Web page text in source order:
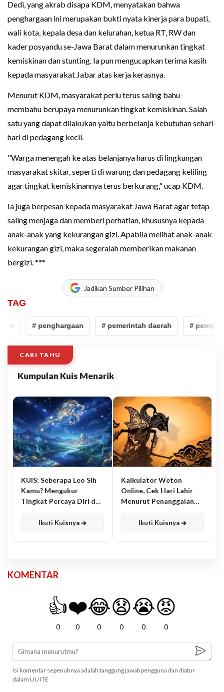
Dedi, yang akrab disapa KDM, menyatakan bahwa
penghargaan ini merupakan bukti nyata kinerja para bupati,
wali kota, kepala desa dan kelurahan, ketua RT, RW dan
kader posyandu se-Jawa Barat dalam menurunkan tingkat
kemiskinan dan stunting. Ia pun mengucapkan terima kasih
kepada masyarakat Jabar atas kerja kerasnya.
Menurut KDM, masyarakat perlu terus saling bahu-
membahu berupaya menurunkan tingkat kemiskinan. Salah
satu yang dapat dilakukan yaitu berbelanja kebutuhan sehari-
hari di pedagang kecil.
"Warga menengah ke atas belanjanya harus di lingkungan
masyarakat skitar, seperti di warung dan pedagang keliling
agar tingkat kemiskinannya terus berkurang," ucap KDM.
Ia juga berpesan kepada masyarakat Jawa Barat agar tetap
saling menjaga dan memberi perhatian, khususnya kepada
anak-anak yang kekurangan gizi. Apabila melihat anak-anak
kekurangan gizi, maka segeralah memberikan makanan
bergizi. ***
Jadikan Sumber Pilihan
TAG
# penghargaan # pemerintah daerah # pemprov
CARI TAHU
Kumpulan Kuis Menarik
KUIS: Seberapa Leo Sih
Kamu? Mengukur
Tingkat Percaya Diri dan
Ikuti Kuisnya ➔
Kalkulator Weton
Online, Cek Hari Lahir
Menurut Penanggalan
Ikuti Kuisnya ➔
KOMENTAR
👍
0
❤️
0
😂
0
😧
0
😭
0
😡
0
Isi komentar sepenuhnya adalah tanggung jawab pengguna dan diatur
dalam UU ITE